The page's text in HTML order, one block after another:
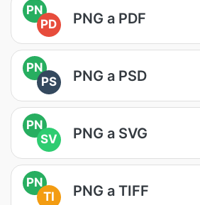
PN
PD
PNG a PDF
PN
PS
PNG a PSD
PN
SV
PNG a SVG
PN
TI
PNG a TIFF